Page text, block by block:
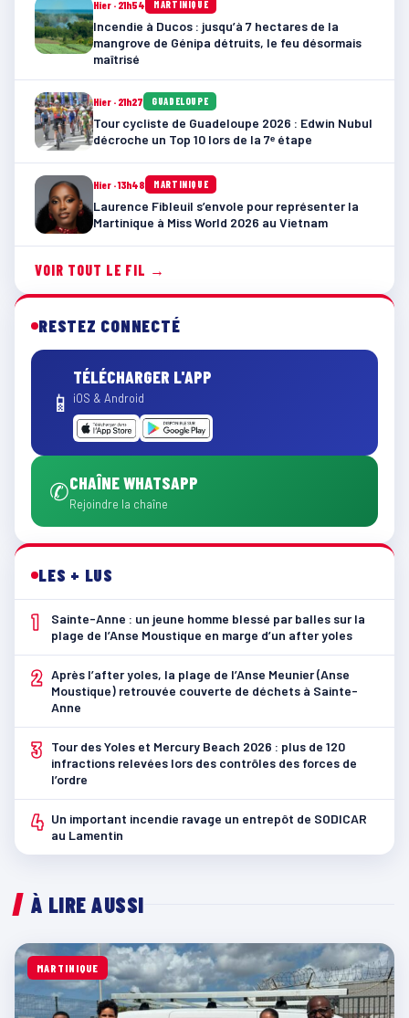
Hier · 21h54 MARTINIQUE
Incendie à Ducos : jusqu’à 7 hectares de la
mangrove de Génipa détruits, le feu désormais
maîtrisé
Hier · 21h27 GUADELOUPE
Tour cycliste de Guadeloupe 2026 : Edwin Nubul
décroche un Top 10 lors de la 7ᵉ étape
Hier · 13h48 MARTINIQUE
Laurence Fibleuil s’envole pour représenter la
Martinique à Miss World 2026 au Vietnam
VOIR TOUT LE FIL →
RESTEZ CONNECTÉ
📱
TÉLÉCHARGER L'APP
iOS & Android
✆CHAÎNE WHATSAPP
Rejoindre la chaîne
LES + LUS
1
Sainte-Anne : un jeune homme blessé par balles sur la
plage de l’Anse Moustique en marge d’un after yoles
2 Après l’after yoles, la plage de l’Anse Meunier (Anse
Moustique) retrouvée couverte de déchets à Sainte-
Anne
3
Tour des Yoles et Mercury Beach 2026 : plus de 120
infractions relevées lors des contrôles des forces de
l’ordre
4 Un important incendie ravage un entrepôt de SODICAR
au Lamentin
À LIRE AUSSI
MARTINIQUE